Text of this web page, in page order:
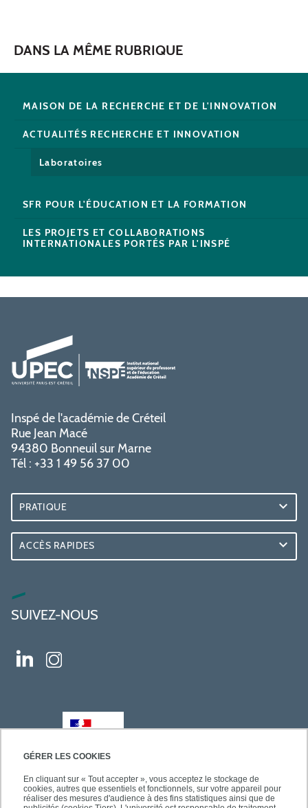
GÉRER LES COOKIES
En cliquant sur « Tout accepter », vous acceptez le stockage de
cookies, autres que essentiels et fonctionnels, sur votre appareil pour
réaliser des mesures d'audience à des fins statistiques ainsi que de
DANS LA MÊME RUBRIQUE
MAISON DE LA RECHERCHE ET DE L'INNOVATION
ACTUALITÉS RECHERCHE ET INNOVATION
Laboratoires
SFR POUR L'ÉDUCATION ET LA FORMATION
LES PROJETS ET COLLABORATIONS
INTERNATIONALES PORTÉS PAR L'INSPÉ
Inspé de l'académie de Créteil
Rue Jean Macé
94380 Bonneuil sur Marne
Tél : +33 1 49 56 37 00
PRATIQUE
ACCÈS RAPIDES
SUIVEZ-NOUS